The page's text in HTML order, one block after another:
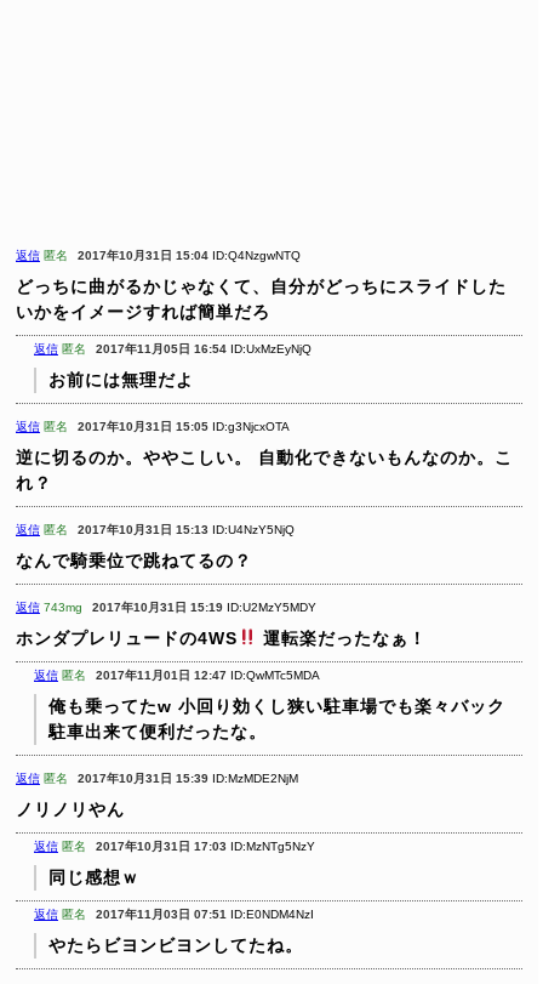
返信 匿名 2017年10月31日 15:04 ID:Q4NzgwNTQ
どっちに曲がるかじゃなくて、自分がどっちにスライドした
いかをイメージすれば簡単だろ
返信 匿名 2017年11月05日 16:54 ID:UxMzEyNjQ
お前には無理だよ
返信 匿名 2017年10月31日 15:05 ID:g3NjcxOTA
逆に切るのか。ややこしい。
自動化できないもんなのか。こ
れ？
返信 匿名 2017年10月31日 15:13 ID:U4NzY5NjQ
なんで騎乗位で跳ねてるの？
返信 743mg 2017年10月31日 15:19 ID:U2MzY5MDY
ホンダプレリュードの4WS 運転楽だったなぁ！
返信 匿名 2017年11月01日 12:47 ID:QwMTc5MDA
俺も乗ってたw 小回り効くし狭い駐車場でも楽々バック
駐車出来て便利だったな。
返信 匿名 2017年10月31日 15:39 ID:MzMDE2NjM
ノリノリやん
返信 匿名 2017年10月31日 17:03 ID:MzNTg5NzY
同じ感想ｗ
返信 匿名 2017年11月03日 07:51 ID:E0NDM4NzI
やたらビヨンビヨンしてたね。